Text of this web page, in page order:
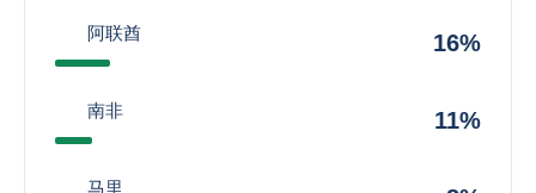
阿联酋 16%
南非 11%
马里